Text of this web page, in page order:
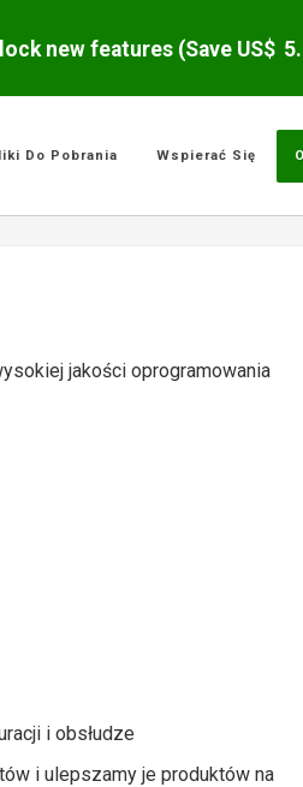
new features (Save US$
Do Pobrania Wspierać Się
jakości oprogramowania
i obsłudze
i ulepszamy je produktów na